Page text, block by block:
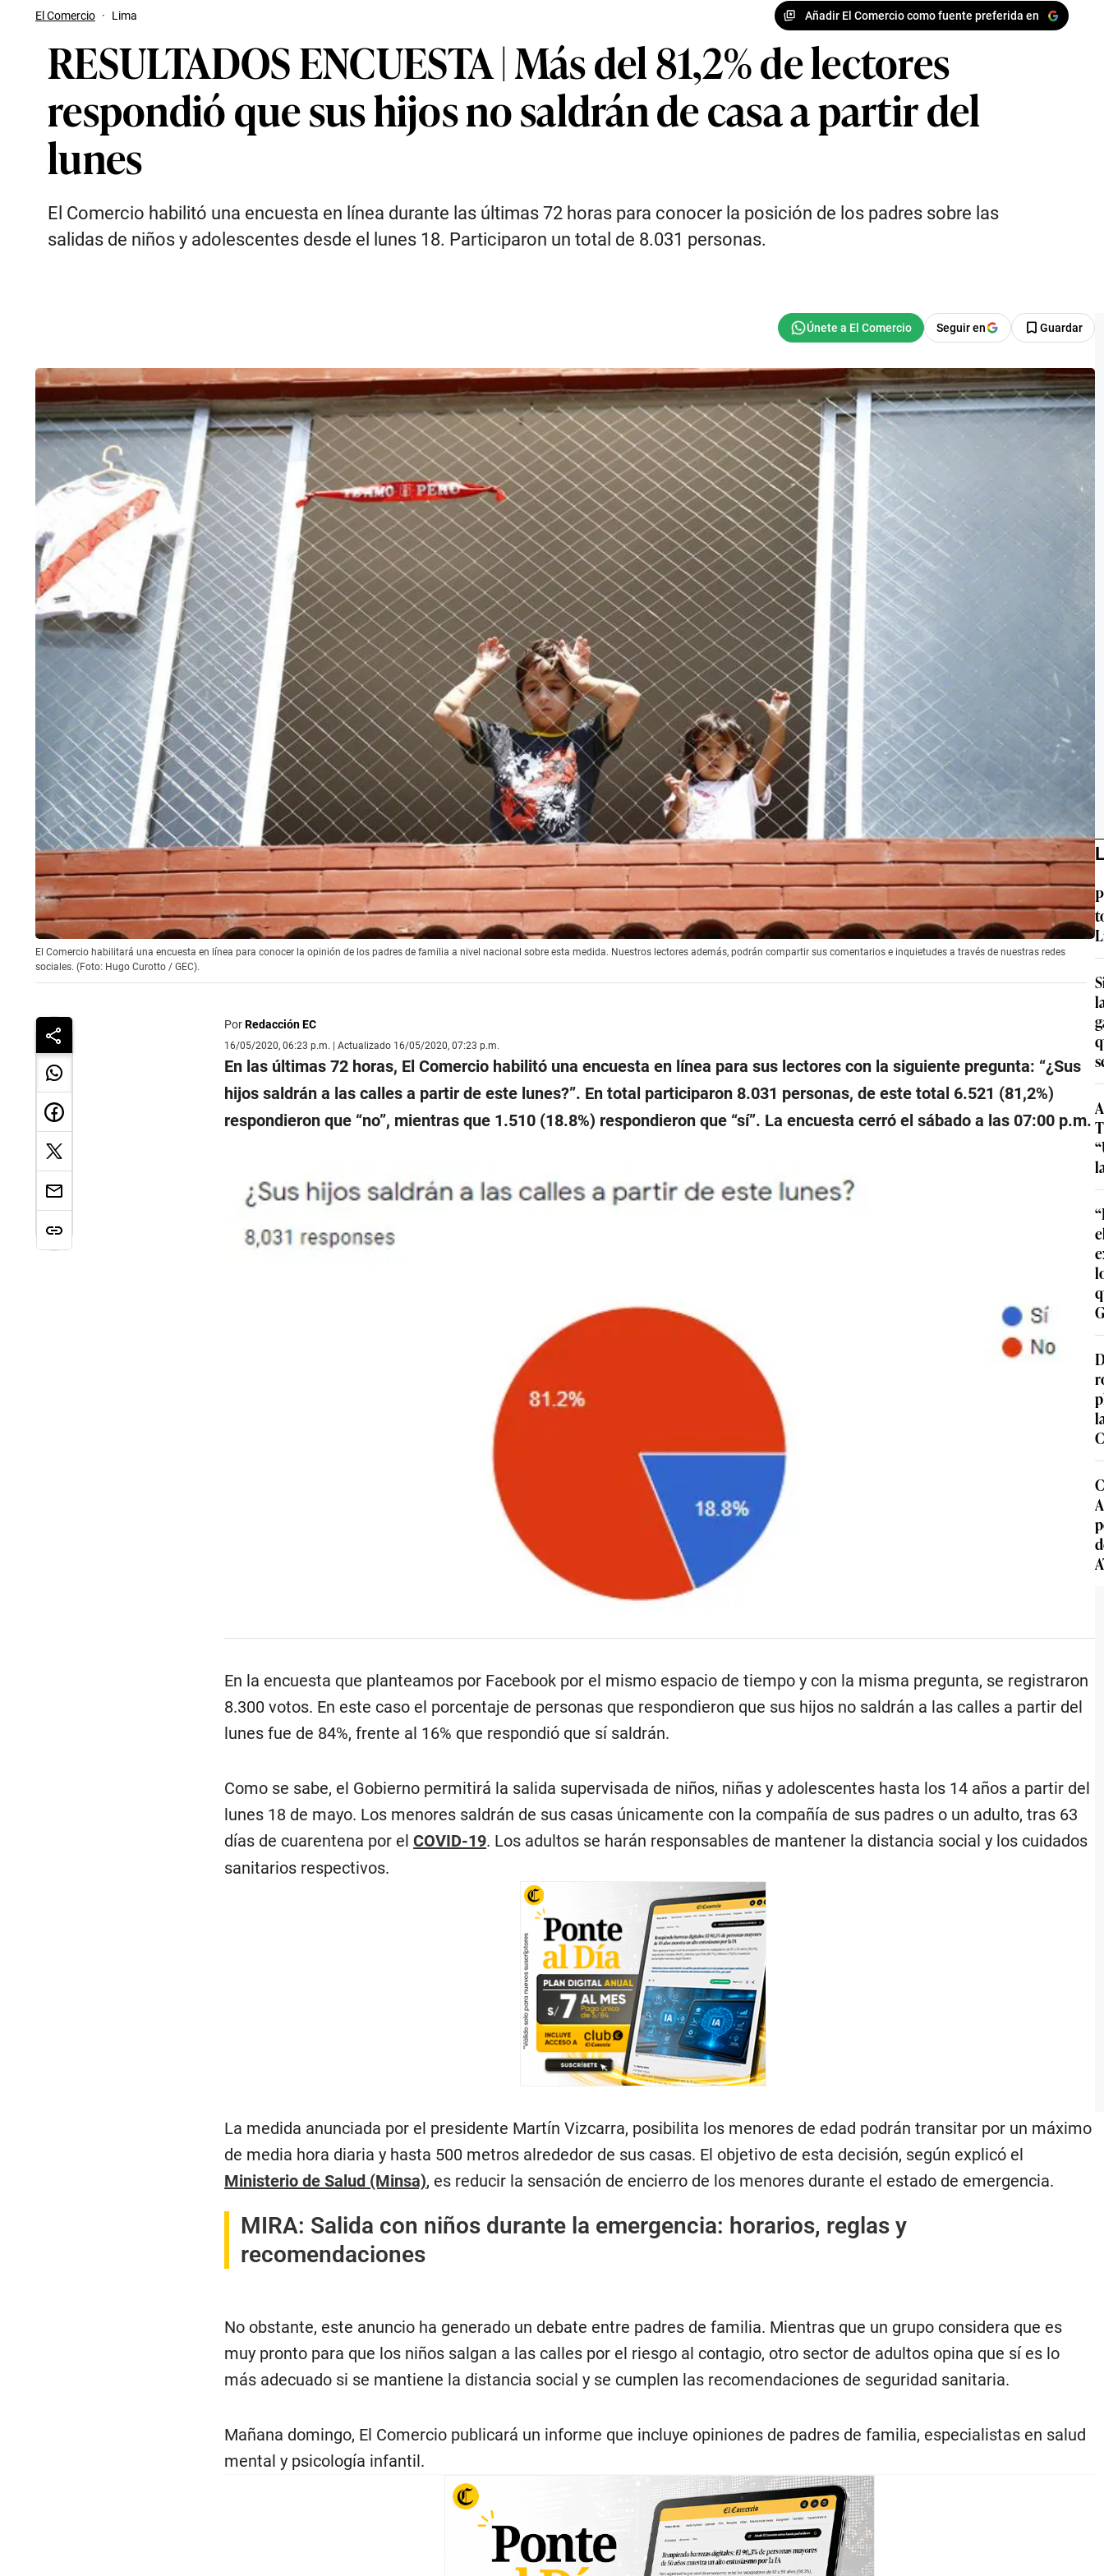
El Comercio · Lima Añadir El Comercio como fuente preferida en
RESULTADOS ENCUESTA | Más del 81,2% de lectores
respondió que sus hijos no saldrán de casa a partir del
lunes
El Comercio habilitó una encuesta en línea durante las últimas 72 horas para conocer la posición de los padres sobre las
salidas de niños y adolescentes desde el lunes 18. Participaron un total de 8.031 personas.
Seguir en Guardar
El Comercio habilitará una encuesta en línea para conocer la opinión de los padres de familia a nivel nacional sobre esta medida. Nuestros lectores además, podrán compartir sus comentarios e inquietudes a través de nuestras redes
sociales. (Foto: Hugo Curotto / GEC).
PorRedacción EC
16/05/2020, 06:23 p.m. | Actualizado 16/05/2020, 07:23 p.m.
En las últimas 72 horas, El Comercio habilitó una encuesta en línea para sus lectores con la siguiente pregunta: “¿Sus
hijos saldrán a las calles a partir de este lunes?”. En total participaron 8.031 personas, de este total 6.521 (81,2%)
respondieron que “no”, mientras que 1.510 (18.8%) respondieron que “sí”. La encuesta cerró el sábado a las 07:00 p.m.
En la encuesta que planteamos por Facebook por el mismo espacio de tiempo y con la misma pregunta, se registraron
8.300 votos. En este caso el porcentaje de personas que respondieron que sus hijos no saldrán a las calles a partir del
lunes fue de 84%, frente al 16% que respondió que sí saldrán.
Como se sabe, el Gobierno permitirá la salida supervisada de niños, niñas y adolescentes hasta los 14 años a partir del
lunes 18 de mayo. Los menores saldrán de sus casas únicamente con la compañía de sus padres o un adulto, tras 63
días de cuarentena por elCOVID-19. Los adultos se harán responsables de mantener la distancia social y los cuidados
sanitarios respectivos.
La medida anunciada por el presidente Martín Vizcarra, posibilita los menores de edad podrán transitar por un máximo
de media hora diaria y hasta 500 metros alrededor de sus casas. El objetivo de esta decisión, según explicó el
Ministerio de Salud (Minsa), es reducir la sensación de encierro de los menores durante el estado de emergencia.
MIRA: Salida con niños durante la emergencia: horarios, reglas y
recomendaciones
No obstante, este anuncio ha generado un debate entre padres de familia. Mientras que un grupo considera que es
muy pronto para que los niños salgan a las calles por el riesgo al contagio, otro sector de adultos opina que sí es lo
más adecuado si se mantiene la distancia social y se cumplen las recomendaciones de seguridad sanitaria.
Mañana domingo, El Comercio publicará un informe que incluye opiniones de padres de familia, especialistas en salud
mental y psicología infantil.